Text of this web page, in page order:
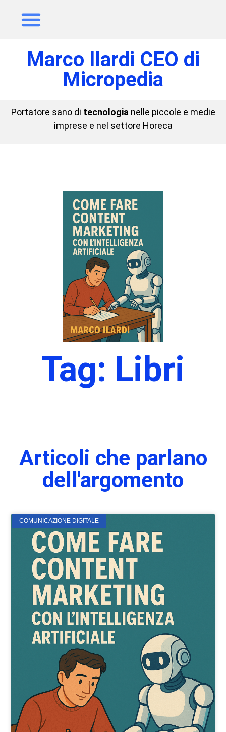
Marco Ilardi CEO di
Micropedia
Portatore sano di tecnologia nelle piccole e medie
imprese e nel settore Horeca
Tag: Libri
Articoli che parlano
dell'argomento
COMUNICAZIONE DIGITALE